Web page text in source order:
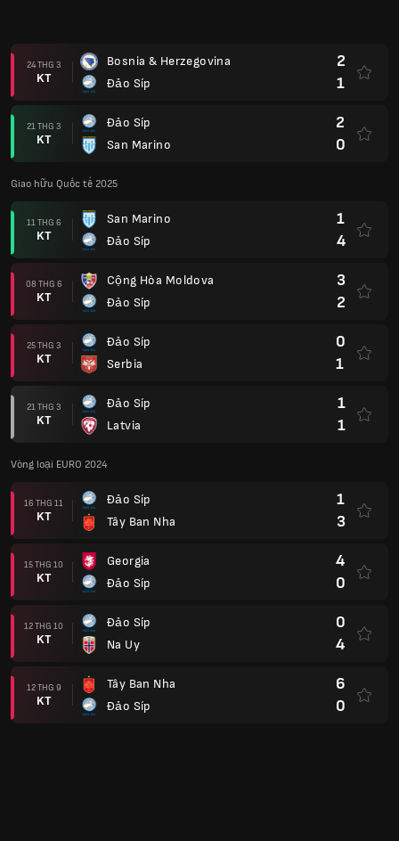
24 THG 3
KT
Bosnia & Herzegovina
Đảo Síp
2
1
21 THG 3
KT
Đảo Síp
San Marino
2
0
Giao hữu Quốc tế 2025
11 THG 6
KT
San Marino
Đảo Síp
1
4
08 THG 6
KT
Cộng Hòa Moldova
Đảo Síp
3
2
25 THG 3
KT
Đảo Síp
Serbia
0
1
21 THG 3
KT
Đảo Síp
Latvia
1
1
Vòng loại EURO 2024
16 THG 11
KT
Đảo Síp
Tây Ban Nha
1
3
15 THG 10
KT
Georgia
Đảo Síp
4
0
12 THG 10
KT
Đảo Síp
Na Uy
0
4
12 THG 9
KT
Tây Ban Nha
Đảo Síp
6
0